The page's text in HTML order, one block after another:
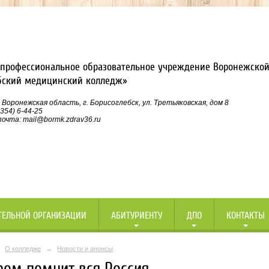
образовательное учреждение
медицинский колледж»
область, г. Борисоглебск, ул. Третьяковская, дом 8
6-44-25
mail@bormk.zdrav36.ru
ОРГАНИЗАЦИИ АБИТУРИЕНТУ ДПО КОНТАКТЫ
О колледже → Новости и анонсы